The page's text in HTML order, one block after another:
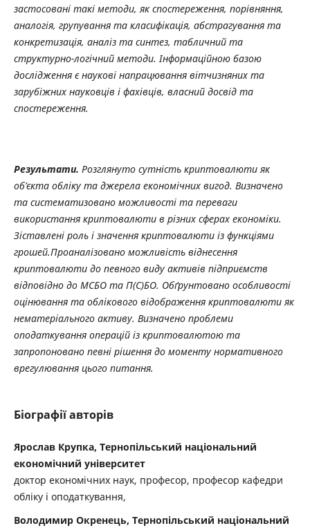
застосовані такі методи, як спостереження, порівняння,
аналогія, групування та класифікація, абстрагування та
конкретизація, аналіз та синтез, табличний та
структурно-логічний методи. Інформаційною базою
дослідження є наукові напрацювання вітчизняних та
зарубіжних науковців і фахівців, власний досвід та
спостереження.
Результати. Розглянуто сутність криптовалюти як
об’єкта обліку та джерела економічних вигод. Визначено
та систематизовано можливості та переваги
використання криптовалюти в різних сферах економіки.
Зіставлені роль і значення криптовалюти із функціями
грошей.Проаналізовано можливість віднесення
криптовалюти до певного виду активів підприємств
відповідно до МСБО та П(С)БО. Обґрунтовано особливості
оцінювання та облікового відображення криптовалюти як
нематеріального активу. Визначено проблеми
оподаткування операцій із криптовалютою та
запропоновано певні рішення до моменту нормативного
врегулювання цього питання.
Біографії авторів
Ярослав Крупка, Тернопільський національний
економічний університет
доктор економічних наук, професор, професор кафедри
обліку і оподаткування,
Володимир Окренець, Тернопільський національний